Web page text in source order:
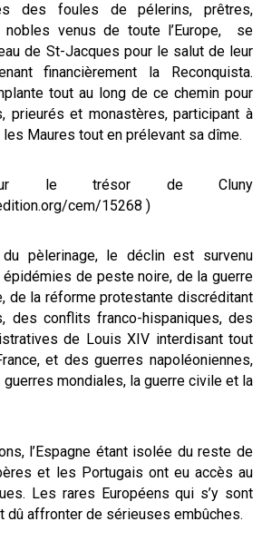
des foules de pélerins, prêtres,
nobles venus de toute l’Europe, se
de St-Jacques pour le salut de leur
financièrement la Reconquista.
tout au long de ce chemin pour
prieurés et monastères, participant à
Maures tout en prélevant sa dîme.
le trésor de Cluny
cem/15268 )
pèlerinage, le déclin est survenu
de peste noire, de la guerre
de la réforme protestante discréditant
des conflits franco-hispaniques, des
de Louis XIV interdisant tout
et des guerres napoléoniennes,
mondiales, la guerre civile et la
l’Espagne étant isolée du reste de
et les Portugais ont eu accès au
Les rares Européens qui s’y sont
dû affronter de sérieuses embûches.